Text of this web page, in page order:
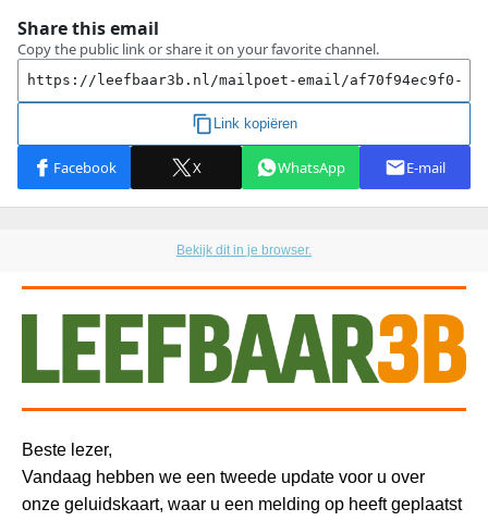
Bekijk dit in je browser.
Beste lezer,
Vandaag hebben we een tweede update voor u over
onze geluidskaart, waar u een melding op heeft geplaatst